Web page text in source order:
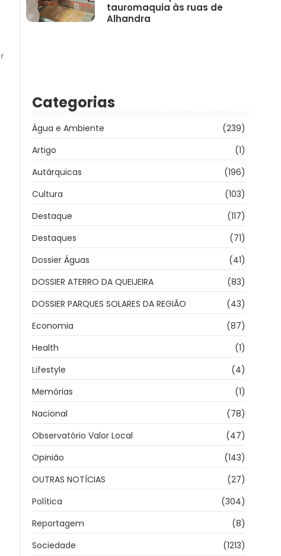
tauromaquia às ruas de
Alhandra
Categorias
Água e Ambiente
(239)
Artigo
(1)
Autárquicas
(196)
Cultura
(103)
Destaque
(117)
Destaques
(71)
Dossier Águas
(41)
DOSSIER ATERRO DA QUEIJEIRA
(83)
DOSSIER PARQUES SOLARES DA REGIÃO
(43)
Economia
(87)
Health
(1)
Lifestyle
(4)
Memórias
(1)
Nacional
(78)
Observatório Valor Local
(47)
Opinião
(143)
OUTRAS NOTÍCIAS
(27)
Política
(304)
Reportagem
(8)
Sociedade
(1213)